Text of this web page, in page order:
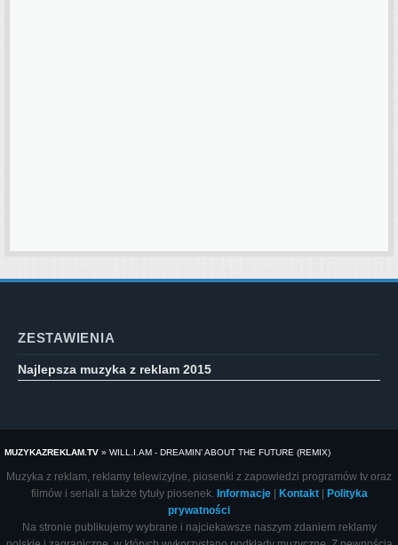
ZESTAWIENIA
Najlepsza muzyka z reklam 2015
MUZYKAZREKLAM.TV » WILL.I.AM - DREAMIN’ ABOUT THE FUTURE (REMIX)
Muzyka z reklam, reklamy telewizyjne, piosenki z zapowiedzi programów tv oraz
filmów i seriali a także tytuły piosenek. Informacje| Kontakt|
Polityka
prywatności
Na stronie publikujemy wybrane i najciekawsze naszym zdaniem reklamy